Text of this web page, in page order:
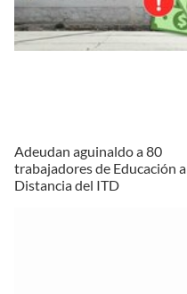
Adeudan aguinaldo a 80
trabajadores de Educación a
Distancia del ITD